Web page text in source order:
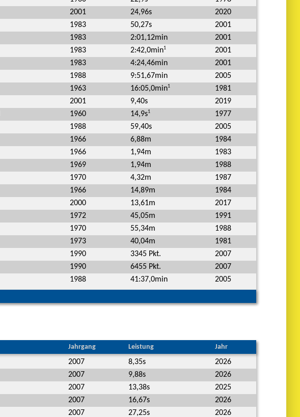
2001 24,96s
2020
1983 50,27s
2001
1983 2:01,12min
2001
1983 2:42,0min1
2001
1983 4:24,46min
2001
1988 9:51,67min
2005
1963 16:05,0min1
1981
2001 9,40s
2019
1960 14,9s1
1977
1988 59,40s
2005
1966 6,88m
1984
1966 1,94m
1983
1969 1,94m
1988
1970 4,32m
1987
1966 14,89m
1984
2000 13,61m
2017
1972 45,05m
1991
1970 55,34m
1988
1973 40,04m
1981
1990 3345 Pkt.
2007
1990 6455 Pkt.
2007
1988 41:37,0min 2005
Jahrgang Leistung Jahr
2007 8,35s
2026
2007 9,88s
2026
2007 13,38s
2025
2007 16,67s
2026
2007 27,25s
2026